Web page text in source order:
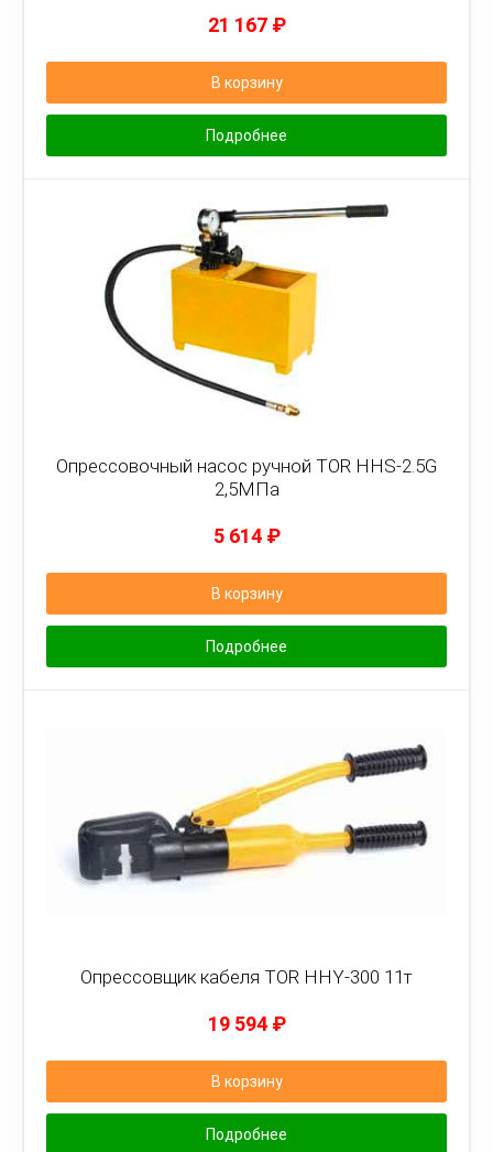
21 167 ₽
В корзину
Подробнее
Опрессовочный насос ручной TOR HHS-2.5G
2,5МПа
5 614 ₽
В корзину
Подробнее
Опрессовщик кабеля TOR HHY-300 11т
19 594 ₽
В корзину
Подробнее